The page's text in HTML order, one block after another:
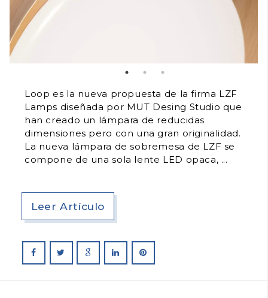
Loop es la nueva propuesta de la firma LZF
Lamps diseñada por MUT Desing Studio que
han creado un lámpara de reducidas
dimensiones pero con una gran originalidad.
La nueva lámpara de sobremesa de LZF se
compone de una sola lente LED opaca,
Leer Artículo